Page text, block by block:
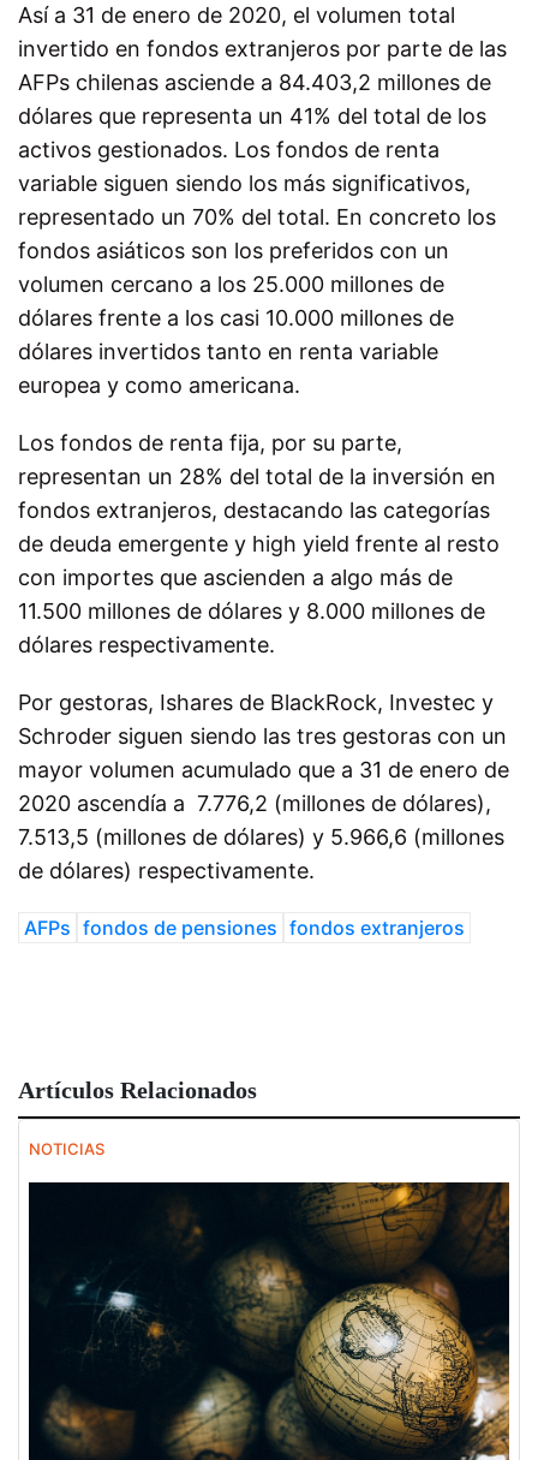
Así a 31 de enero de 2020, el volumen total
invertido en fondos extranjeros por parte de las
AFPs chilenas asciende a 84.403,2 millones de
dólares que representa un 41% del total de los
activos gestionados. Los fondos de renta
variable siguen siendo los más significativos,
representado un 70% del total. En concreto los
fondos asiáticos son los preferidos con un
volumen cercano a los 25.000 millones de
dólares frente a los casi 10.000 millones de
dólares invertidos tanto en renta variable
europea y como americana.
Los fondos de renta fija, por su parte,
representan un 28% del total de la inversión en
fondos extranjeros, destacando las categorías
de deuda emergente y high yield frente al resto
con importes que ascienden a algo más de
11.500 millones de dólares y 8.000 millones de
dólares respectivamente.
Por gestoras, Ishares de BlackRock, Investec y
Schroder siguen siendo las tres gestoras con un
mayor volumen acumulado que a 31 de enero de
2020 ascendía a 7.776,2 (millones de dólares),
7.513,5 (millones de dólares) y 5.966,6 (millones
de dólares) respectivamente.
AFPs fondos de pensiones fondos extranjeros
Artículos Relacionados
NOTICIAS